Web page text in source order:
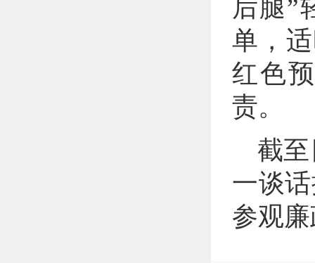
后腿”
单，
红色
责。
截
一谈
参观